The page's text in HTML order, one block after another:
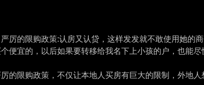
厉的限购政策:认房又认贷，这样发发就不敢使用她的
便宜的，以后如果要转移给我名下上小孩的户，也能尽
的限购政策，不仅让本地人买房有巨大的限制，外地人